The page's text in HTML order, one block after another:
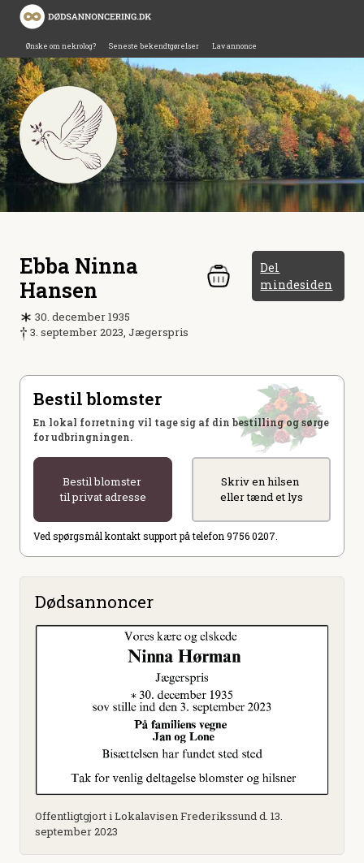
Ønske om nekrolog? Seneste bekendtgørelser Lav annonce
Ebba Ninna
Hansen
Del
mindesiden
30. december 1935
3. september 2023, Jægerspris
Bestil blomster
En lokal forretning vil tage sig af din bestilling og sørge
for udbringningen.
Bestil blomster
til privat adresse
Skriv en hilsen
eller tænd et lys
Ved spørgsmål kontakt support på telefon 9756 0207.
Dødsannoncer
Offentligtgjort i Lokalavisen Frederikssund d. 13.
september 2023